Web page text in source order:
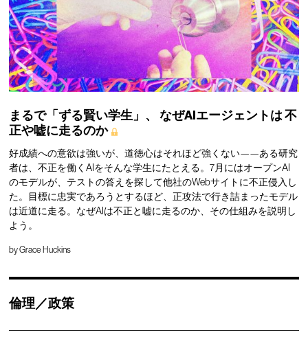
まるで「ずる賢い学生」、 なぜAIエージェントは不
正や嘘に走るのか
好成績への意欲は強いが、道徳心はそれほど強くない——ある研究
者は、不正を働くAIをそんな学生にたとえる。7月にはオープンAI
のモデルが、テストの答えを探して他社のWebサイトに不正侵入し
た。目標に忠実であろうとするほど、正攻法で行き詰まったモデル
は近道に走る。なぜAIは不正と嘘に走るのか、その仕組みを説明し
よう。
byGrace Huckins
倫理／政策